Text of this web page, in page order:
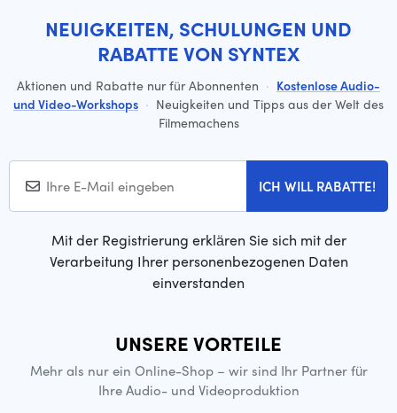
NEUIGKEITEN, SCHULUNGEN UND
RABATTE VON SYNTEX
Aktionen und Rabatte nur für Abonnenten · Kostenlose Audio-
und Video-Workshops · Neuigkeiten und Tipps aus der Welt des
Filmemachens
ICH WILL RABATTE!
Mit der Registrierung erklären Sie sich mit der
Verarbeitung Ihrer personenbezogenen Daten
einverstanden
UNSERE VORTEILE
Mehr als nur ein Online-Shop – wir sind Ihr Partner für
Ihre Audio- und Videoproduktion